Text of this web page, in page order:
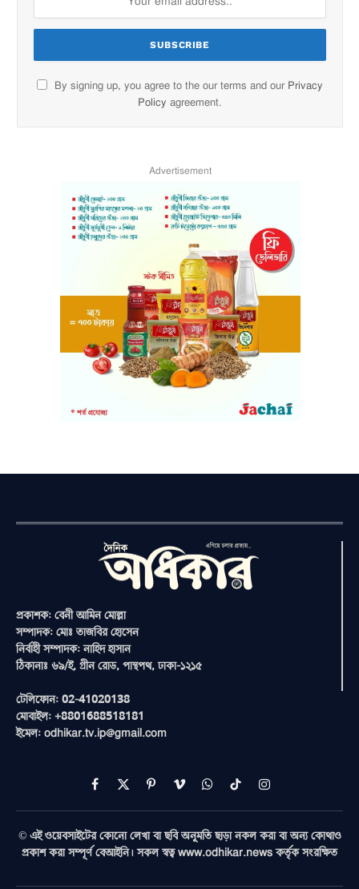
By signing up, you agree to the our terms and our Privacy
Policy agreement.
Advertisement
প্রকাশক: বেনী আমিন মোল্লা
সম্পাদক: মোঃ তাজবির হোসেন
নির্বাহী সম্পাদক: নাহিদ হাসান
ঠিকানাঃ ৬৯/ই, গ্রীন রোড, পান্থপথ, ঢাকা-১২১৫
টেলিফোন: 02-41020138
মোবাইল: +8801688518181
ইমেল: odhikar.tv.ip@gmail.com
Facebook
X
(Twitter)
PinterestVimeoWhatsAppTikTokInstagram
© এই ওয়েবসাইটের কোনো লেখা বা ছবি অনুমতি ছাড়া নকল করা বা অন্য কোথাও
প্রকাশ করা সম্পূর্ণ বেআইনি। সকল স্বত্ব www.odhikar.news কর্তৃক সংরক্ষিত